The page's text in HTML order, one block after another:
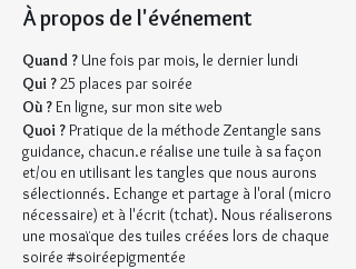
À propos de l'événement
Quand ? Une fois par mois, le dernier lundi
Qui ?25 places par soirée
Où ?En ligne, sur mon site web
Quoi ? Pratique de la méthode Zentangle sans
guidance, chacun.e réalise une tuile à sa façon
et/ou en utilisant les tangles que nous aurons
sélectionnés. Echange et partage à l'oral (micro
nécessaire) et à l'écrit (tchat). Nous réaliserons
une mosaïque des tuiles créées lors de chaque
soirée #soiréepigmentée